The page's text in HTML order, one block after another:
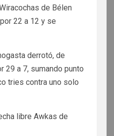
de Bélen
22 a 12 y se
derrotó, de
29 a 7, sumando punto
tries contra uno solo
libre Awkas de